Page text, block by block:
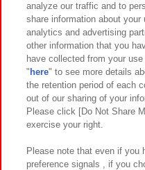
イベント・キャンペーン
関連会社 サステ
プライバシーポリシー ウ
お取引先さまとともに
カスタマーハラスメント対応方
analyze our traffic and to
share information about
analytics and advertising
other information that you
have collected from your
" here" to see more details
the retention period of each
out of our sharing of your
Please click [Do Not Share
exercise your right.
Please note that even if you
preference signals , if you